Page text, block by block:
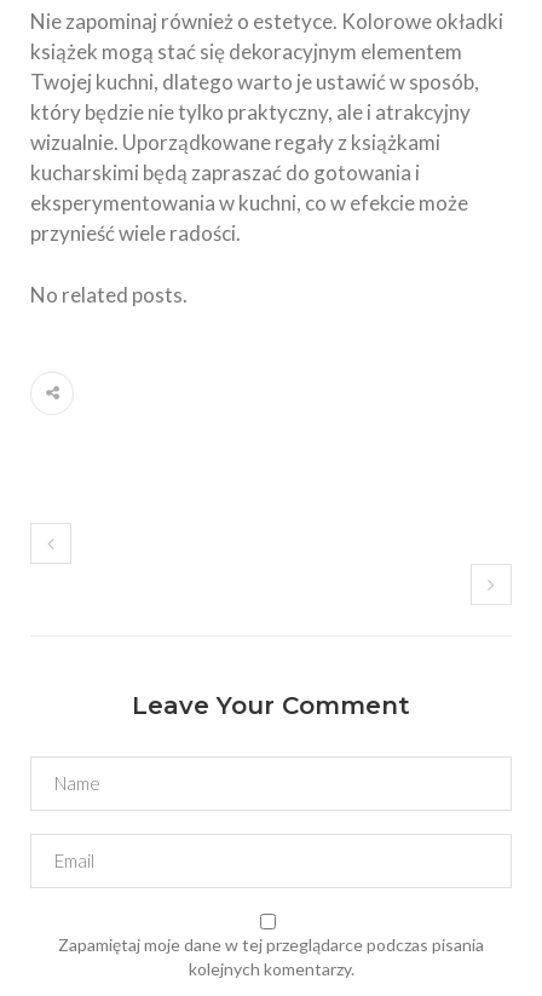
Nie zapominaj również o estetyce. Kolorowe okładki
książek mogą stać się dekoracyjnym elementem
Twojej kuchni, dlatego warto je ustawić w sposób,
który będzie nie tylko praktyczny, ale i atrakcyjny
wizualnie. Uporządkowane regały z książkami
kucharskimi będą zapraszać do gotowania i
eksperymentowania w kuchni, co w efekcie może
przynieść wiele radości.
No related posts.
Leave Your Comment
Zapamiętaj moje dane w tej przeglądarce podczas pisania
kolejnych komentarzy.